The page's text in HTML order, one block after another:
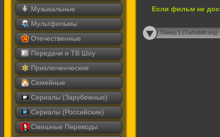
Музыкальные
Мультфильмы
Отечественные
Передачи и ТВ Шоу
Приключенческие
Семейные
Сериалы (Зарубежные)
Сериалы (Российские)
Смешные Переводы
Если фильм не
Плеер 1 (Turbobitit.org)